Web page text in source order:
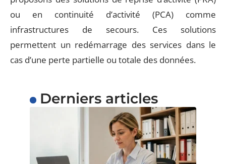
ou en continuité d’activité (PCA) comme
infrastructures de secours. Ces solutions
permettent un redémarrage des services dans le
cas d’une perte partielle ou totale des données.
Derniers articles